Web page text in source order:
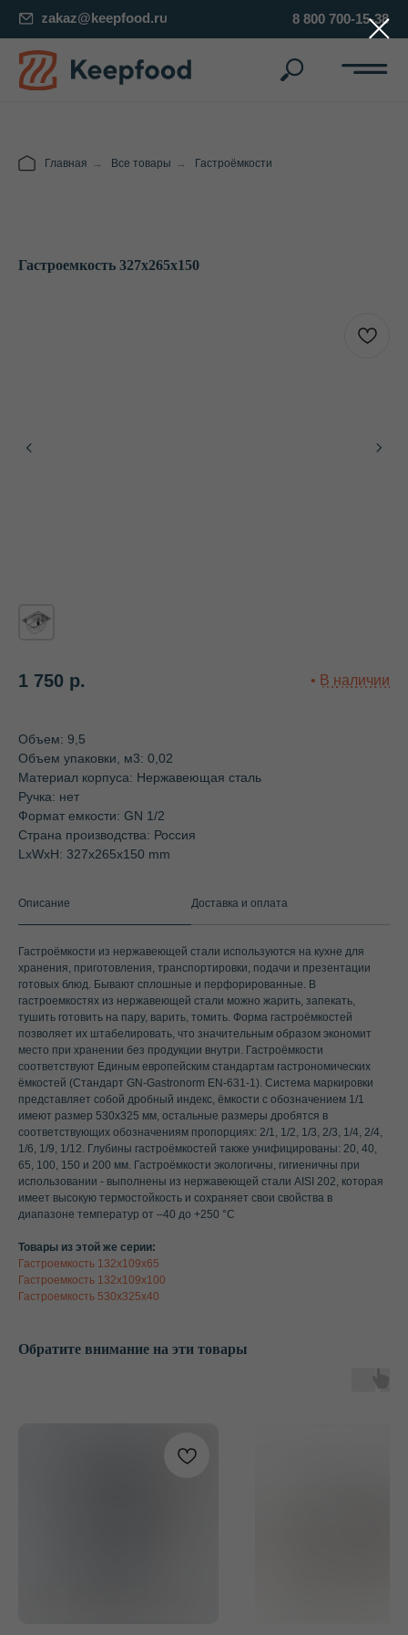
zakaz@keepfood.ru
Главная → Все товары → Гастроёмкости
Гастроемкость 327х265х150
1 750 р.
Объем: 9,5
Объем упаковки, м3: 0,02
Материал корпуса: Нержавеющая сталь
Ручка: нет
Формат емкости: GN 1/2
Страна производства: Россия
LxWxH: 327x265x150 mm
Описание Доставка и оплата
Гастроёмкости из нержавеющей стали используются на кухне для
хранения, приготовления, транспортировки, подачи и презентации
готовых блюд. Бывают сплошные и перфорированные. В
гастроемкостях из нержавеющей стали можно жарить, запекать,
тушить готовить на пару, варить, томить. Форма гастроёмкостей
позволяет их штабелировать, что значительным образом экономит
место при хранении без продукции внутри. Гастроёмкости
соответствуют Единым европейским стандартам гастрономических
ёмкостей (Стандарт GN-Gastronorm EN-631-1). Система маркировки
представляет собой дробный индекс, ёмкости с обозначением 1/1
имеют размер 530х325 мм, остальные размеры дробятся в
соответствующих обозначениям пропорциях: 2/1, 1/2, 1/3, 2/3, 1/4, 2/4,
1/6, 1/9, 1/12. Глубины гастроёмкостей также унифицированы: 20, 40,
65, 100, 150 и 200 мм. Гастроёмкости экологичны, гигиеничны при
использовании - выполнены из нержавеющей стали AISI 202, которая
имеет высокую термостойкость и сохраняет свои свойства в
диапазоне температур от –40 до +250 °С
Товары из этой же серии:
Гастроемкость 132х109х65
Гастроемкость 132х109х100
Гастроемкость 530х325х40
Обратите внимание на эти товары